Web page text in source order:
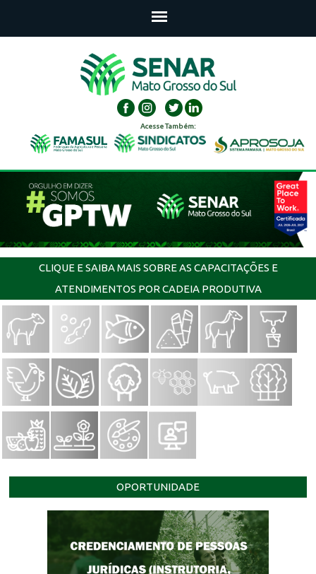
Acesse Também:
CLIQUE E SAIBA MAIS SOBRE AS CAPACITAÇÕES E
ATENDIMENTOS POR CADEIA PRODUTIVA
OPORTUNIDADE